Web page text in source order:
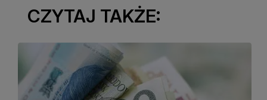
CZYTAJ TAKŻE: